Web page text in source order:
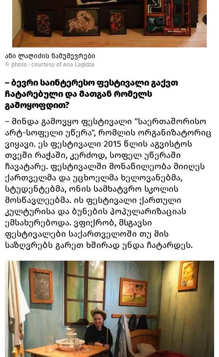
ანი ლაღიძის ნამუშევრები
© photo : courtesy of Ana Lagidze
– ბევრი საინტერესო ფესტივალი გაქვთ
ჩატარებული და მათგან რომელს
გამოყოფდით?
– მინდა გამოვყო ფესტივალი "საერთაშორისო
არტ-სოფელი უწერა", რომლის ორგანიზატორიც
ვიყავი. ეს ფესტივალი 2015 წლის აგვისტოს
თვეში რაჭაში, კერძოდ, სოფელ უწერაში
ჩავატარე. ფესტივალში მონაწილეობა მიიღეს
ქართველმა და უცხოელმა ხელოვანებმა,
სტუდენტებმა, ონის სამხატვრო სკოლის
მოსწავლეებმა. ის ფესტივალი ქართული
კულტურისა და ბუნების პოპულარიზაციას
ემსახურებოდა. ვფიქრობ, მსგავსი
ფესტივალები საქართველოში თუ მის
საზღვრებს გარეთ ხშირად უნდა ჩატარდეს.